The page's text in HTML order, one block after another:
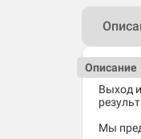
Описание
Выход
Мы